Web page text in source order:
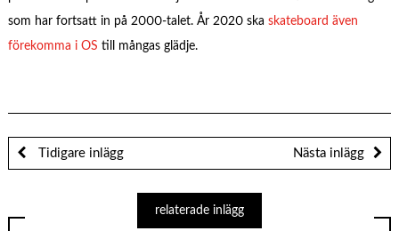
som har fortsatt in på 2000-talet. År 2020 ska skateboard även
förekomma i OS till mångas glädje.
Tidigare inlägg Nästa inlägg
relaterade inlägg